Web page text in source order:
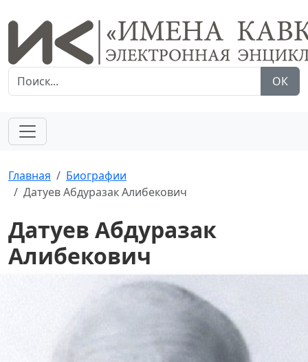
ОК
Главная
Биографии
Датуев Абдуразак Алибекович
Датуев Абдуразак
Алибекович